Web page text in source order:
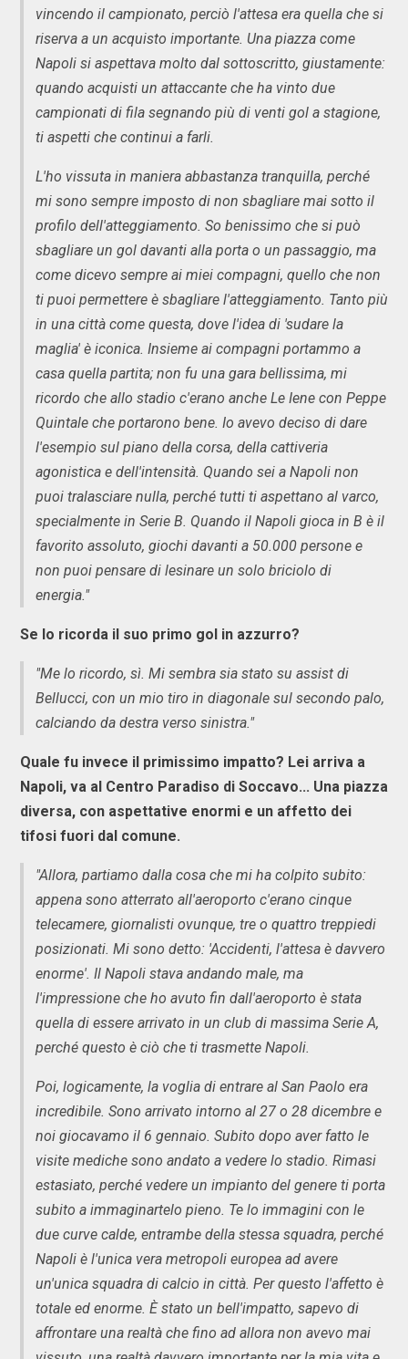
vincendo il campionato, perciò l'attesa era quella che si
riserva a un acquisto importante. Una piazza come
Napoli si aspettava molto dal sottoscritto, giustamente:
quando acquisti un attaccante che ha vinto due
campionati di fila segnando più di venti gol a stagione,
ti aspetti che continui a farli.
L'ho vissuta in maniera abbastanza tranquilla, perché
mi sono sempre imposto di non sbagliare mai sotto il
profilo dell'atteggiamento. So benissimo che si può
sbagliare un gol davanti alla porta o un passaggio, ma
come dicevo sempre ai miei compagni, quello che non
ti puoi permettere è sbagliare l'atteggiamento. Tanto più
in una città come questa, dove l'idea di 'sudare la
maglia' è iconica. Insieme ai compagni portammo a
casa quella partita; non fu una gara bellissima, mi
ricordo che allo stadio c'erano anche Le Iene con Peppe
Quintale che portarono bene. Io avevo deciso di dare
l'esempio sul piano della corsa, della cattiveria
agonistica e dell'intensità. Quando sei a Napoli non
puoi tralasciare nulla, perché tutti ti aspettano al varco,
specialmente in Serie B. Quando il Napoli gioca in B è il
favorito assoluto, giochi davanti a 50.000 persone e
non puoi pensare di lesinare un solo briciolo di
energia."
Se lo ricorda il suo primo gol in azzurro?
"Me lo ricordo, sì. Mi sembra sia stato su assist di
Bellucci, con un mio tiro in diagonale sul secondo palo,
calciando da destra verso sinistra."
Quale fu invece il primissimo impatto? Lei arriva a
Napoli, va al Centro Paradiso di Soccavo... Una piazza
diversa, con aspettative enormi e un affetto dei
tifosi fuori dal comune.
"Allora, partiamo dalla cosa che mi ha colpito subito:
appena sono atterrato all'aeroporto c'erano cinque
telecamere, giornalisti ovunque, tre o quattro treppiedi
posizionati. Mi sono detto: 'Accidenti, l'attesa è davvero
enorme'. Il Napoli stava andando male, ma
l'impressione che ho avuto fin dall'aeroporto è stata
quella di essere arrivato in un club di massima Serie A,
perché questo è ciò che ti trasmette Napoli.
Poi, logicamente, la voglia di entrare al San Paolo era
incredibile. Sono arrivato intorno al 27 o 28 dicembre e
noi giocavamo il 6 gennaio. Subito dopo aver fatto le
visite mediche sono andato a vedere lo stadio. Rimasi
estasiato, perché vedere un impianto del genere ti porta
subito a immaginartelo pieno. Te lo immagini con le
due curve calde, entrambe della stessa squadra, perché
Napoli è l'unica vera metropoli europea ad avere
un'unica squadra di calcio in città. Per questo l'affetto è
totale ed enorme. È stato un bell'impatto, sapevo di
affrontare una realtà che fino ad allora non avevo mai